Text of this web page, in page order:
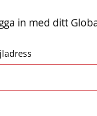
in med ditt